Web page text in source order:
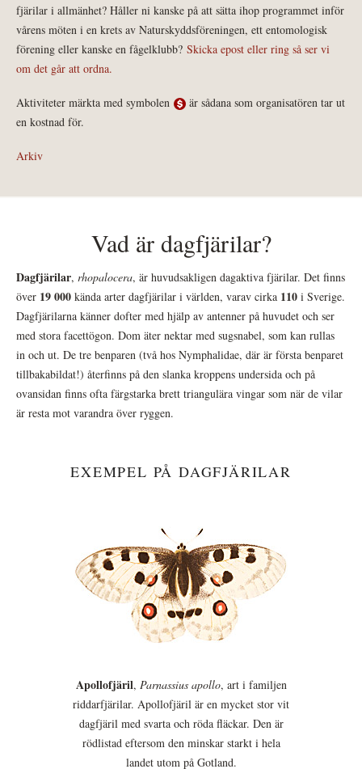
fjärilar i allmänhet? Håller ni kanske på att sätta ihop programmet inför
vårens möten i en krets av Naturskyddsföreningen, ett entomologisk
förening eller kanske en fågelklubb? Skicka epost eller ring så ser vi
om det går att ordna.
Aktiviteter märkta med symbolen
är sådana som organisatören tar ut
en kostnad för.
Arkiv
Vad är dagfjärilar?
Dagfjärilar, rhopalocera, är huvudsakligen dagaktiva fjärilar. Det finns
över 19 000 kända arter dagfjärilar i världen, varav cirka 110 i Sverige.
Dagfjärilarna känner dofter med hjälp av antenner på huvudet och ser
med stora facettögon. Dom äter nektar med sugsnabel, som kan rullas
in och ut. De tre benparen (två hos Nymphalidae, där är första benparet
tillbakabildat!) återfinns på den slanka kroppens undersida och på
ovansidan finns ofta färgstarka brett triangulära vingar som när de vilar
är resta mot varandra över ryggen.
EXEMPEL PÅ DAGFJÄRILAR
Apollofjäril, Parnassius apollo, art i familjen
riddarfjärilar. Apollofjäril är en mycket stor vit
dagfjäril med svarta och röda fläckar. Den är
rödlistad eftersom den minskar starkt i hela
landet utom på Gotland.